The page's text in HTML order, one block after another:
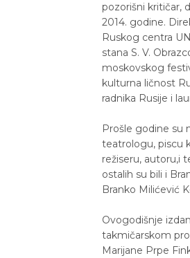
pozorišni kritičar,
2014. godine.
Ruskog centra
stana S. V.
moskovskog
kulturna ličnost
radnika Rusije i
Prošle godine su
teatrologu, piscu
režiseru, autoru,i
ostalih su bili i
Branko Milićević
Ovogodišnje
takmičarskom
Marijane Prpe